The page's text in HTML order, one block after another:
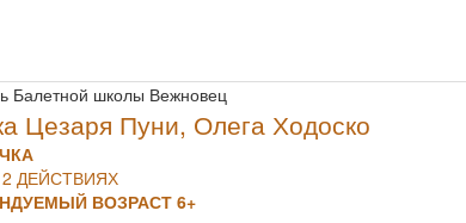
Балетной школы Вежновец
Цезаря Пуни, Олега Ходоско
ДЕЙСТВИЯХ
ВОЗРАСТ 6+